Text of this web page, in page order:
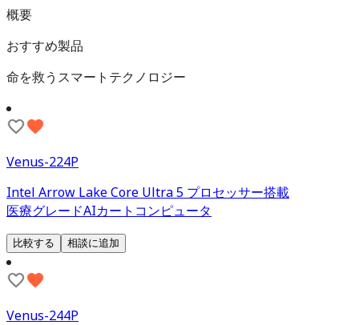
概要
おすすめ製品
命を救うスマートテクノロジー
Venus-224P
Intel Arrow Lake Core Ultra 5 プロセッサー搭載
医療グレードAIカートコンピュータ
比較する 相談に追加
Venus-244P